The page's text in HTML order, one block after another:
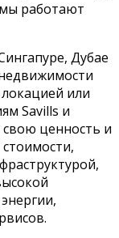
работают
Дубае
или
Savills и
ценность и